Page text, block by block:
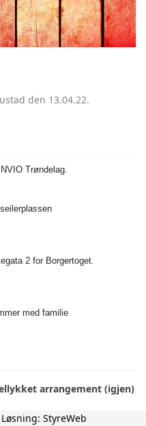
den 13.04.22.
Trøndelag.
2 for Borgertoget.
med familie
arrangement (igjen)
StyreWeb